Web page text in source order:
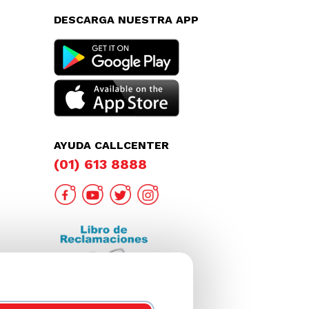
DESCARGA NUESTRA APP
AYUDA CALLCENTER
(01) 613 8888